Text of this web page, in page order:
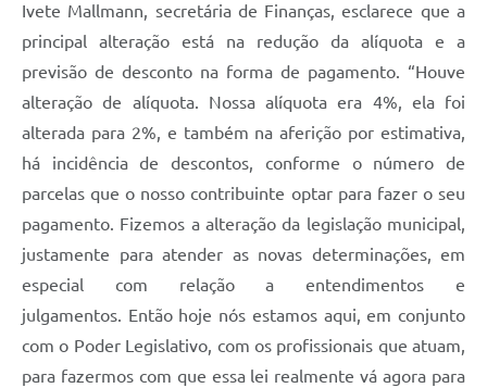
Ivete Mallmann, secretária de Finanças, esclarece que a
principal alteração está na redução da alíquota e a
previsão de desconto na forma de pagamento. “Houve
alteração de alíquota. Nossa alíquota era 4%, ela foi
alterada para 2%, e também na aferição por estimativa,
há incidência de descontos, conforme o número de
parcelas que o nosso contribuinte optar para fazer o seu
pagamento. Fizemos a alteração da legislação municipal,
justamente para atender as novas determinações, em
especial com relação a entendimentos e
julgamentos. Então hoje nós estamos aqui, em conjunto
com o Poder Legislativo, com os profissionais que atuam,
para fazermos com que essa lei realmente vá agora para